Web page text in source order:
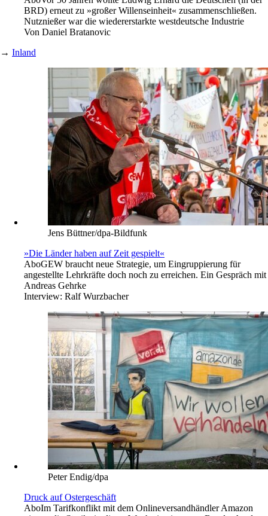
BRD) erneut zu »großer Willenseinheit« zusammenschließen.
Nutznießer war die wiedererstarkte westdeutsche Industrie
Von Daniel Bratanovic
→ Inland
Jens Büttner/dpa-Bildfunk
»Die Länder haben auf Zeit gespielt«
AboGEW braucht neue Strategie, um Eingruppierung für
angestellte Lehrkräfte doch noch zu erreichen. Ein Gespräch mit
Andreas Gehrke
Interview: Ralf Wurzbacher
Peter Endig/dpa
Druck auf Ostergeschäft
AboIm Tarifkonflikt mit dem Onlineversandhändler Amazon